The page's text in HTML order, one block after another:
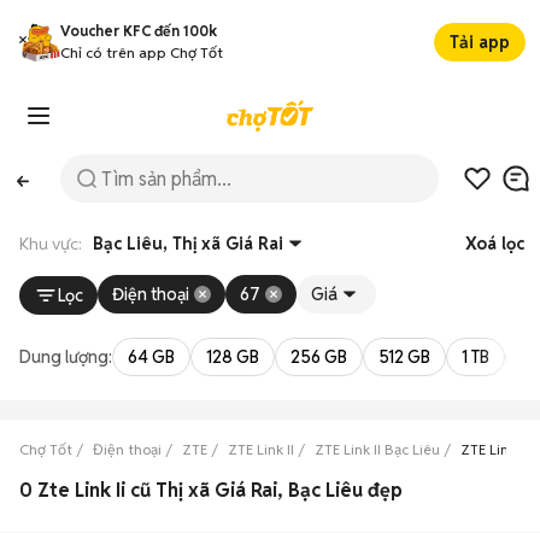
Voucher KFC đến 100k
Chỉ có trên app Chợ Tốt
Tải app
Khu vực: Bạc Liêu, Thị xã Giá Rai Xoá lọc
Lọc Điện thoại 67 Giá
Dung lượng: 64 GB 128 GB 256 GB 512 GB 1 TB
Chợ Tốt Điện thoại ZTE ZTE Link II ZTE Link II Bạc Liêu ZTE Link II
0 Zte Link Ii cũ Thị xã Giá Rai, Bạc Liêu đẹp